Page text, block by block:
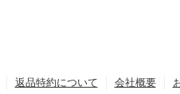
返品特約について 会社概要